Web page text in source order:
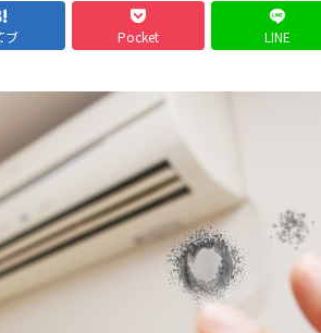
ブ Pocket LINE